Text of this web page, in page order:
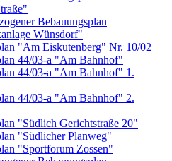
Bebauungsplan
Wünsdorf"
"Am Eiskutenberg" Nr. 10/02
44/03-a "Am Bahnhof"
44/03-a "Am Bahnhof" 1.
44/03-a "Am Bahnhof" 2.
"Südlich Gerichtstraße 20"
"Südlicher Planweg"
"Sportforum Zossen"